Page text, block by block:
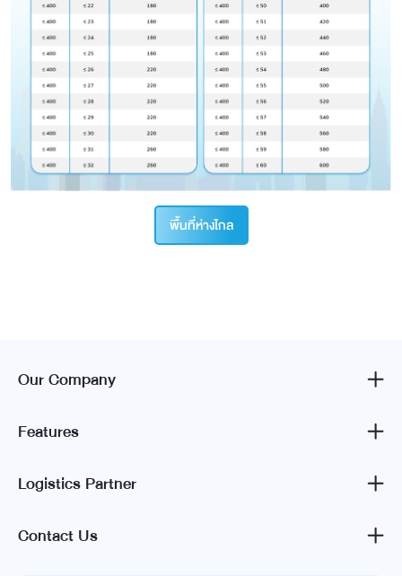
พื้นที่ห่างไกล
Our Company
Features
Logistics Partner
Contact Us